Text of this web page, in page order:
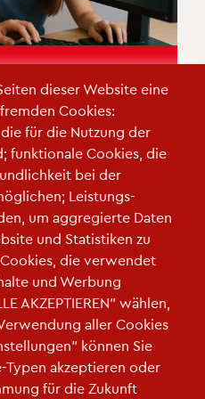
Wie kann der
gelingen?
gehören
zum Kulturgut und sind
nicht mehr
dieser Website eine
Cookies:
für die Nutzung der
funktionale Cookies, die
bei der
Leistungs-
um aggregierte Daten
und Statistiken zu
die verwendet
und Werbung
AKZEPTIEREN" wählen,
aller Cookies
können Sie
Typen akzeptieren oder
für die Zukunft